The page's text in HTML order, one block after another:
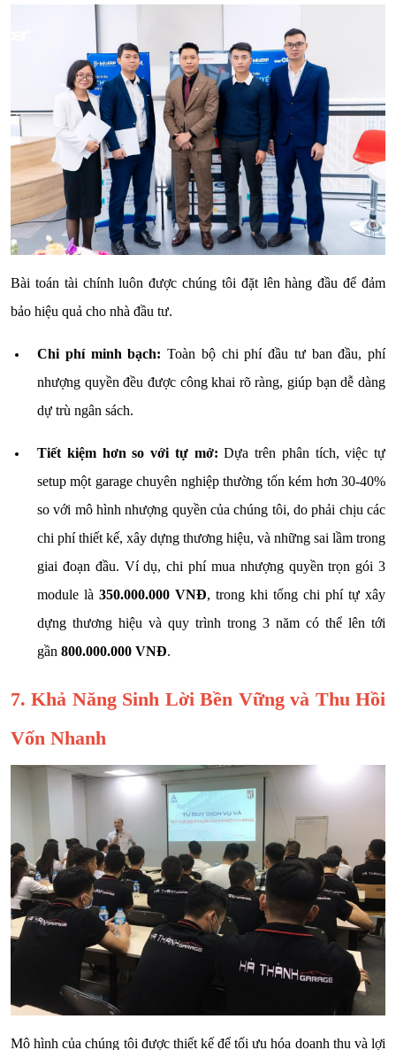
Bài toán tài chính luôn được chúng tôi đặt lên hàng đầu để đảm
bảo hiệu quả cho nhà đầu tư.
Chi phí minh bạch: Toàn bộ chi phí đầu tư ban đầu, phí
nhượng quyền đều được công khai rõ ràng, giúp bạn dễ dàng
dự trù ngân sách.
Tiết kiệm hơn so với tự mở: Dựa trên phân tích, việc tự
setup một garage chuyên nghiệp thường tốn kém hơn 30-40%
so với mô hình nhượng quyền của chúng tôi, do phải chịu các
chi phí thiết kế, xây dựng thương hiệu, và những sai lầm trong
giai đoạn đầu. Ví dụ, chi phí mua nhượng quyền trọn gói 3
module là 350.000.000 VNĐ, trong khi tổng chi phí tự xây
dựng thương hiệu và quy trình trong 3 năm có thể lên tới
gần 800.000.000 VNĐ.
7. Khả Năng Sinh Lời Bền Vững và Thu Hồi
Vốn Nhanh
Mô hình của chúng tôi được thiết kế để tối ưu hóa doanh thu và lợi